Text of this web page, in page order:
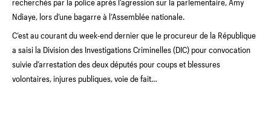
recherchés par la police après l’agression sur la parlementaire, Amy
Ndiaye, lors d’une bagarre à l’Assemblée nationale.
C’est au courant du week-end dernier que le procureur de la République
a saisi la Division des Investigations Criminelles (DIC) pour convocation
suivie d’arrestation des deux députés pour coups et blessures
volontaires, injures publiques, voie de fait…